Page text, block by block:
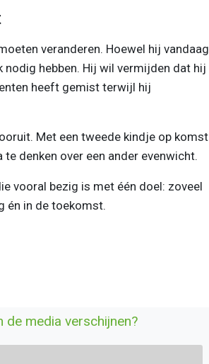
veranderen. Hoewel hij vandaag
hebben. Hij wil vermijden dat hij
heeft gemist terwijl hij
Met een tweede kindje op komst
denken over een ander evenwicht.
vooral bezig is met één doel: zoveel
én in de toekomst.
de media verschijnen?